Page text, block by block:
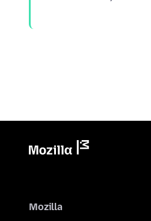
Mozilla